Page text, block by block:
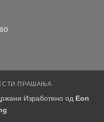
ПРАШАЊА
Изработено од Eon